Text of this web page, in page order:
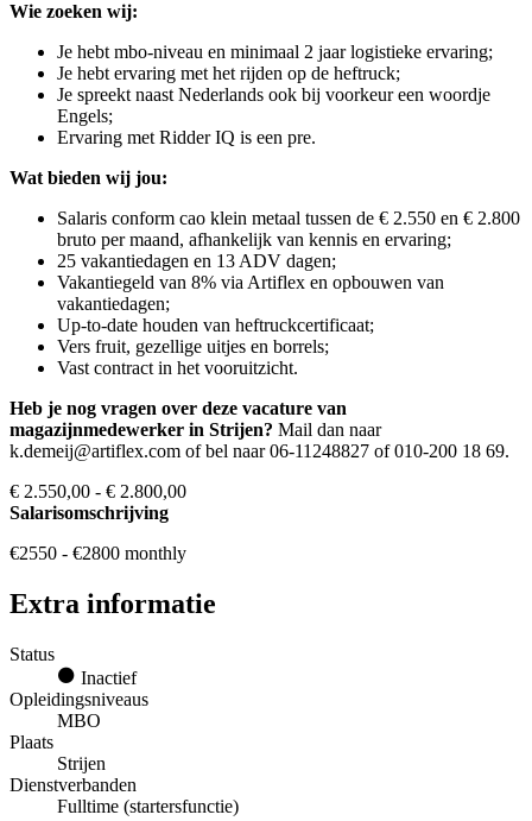
Wie zoeken wij:
Je hebt mbo-niveau en minimaal 2 jaar logistieke ervaring;
Je hebt ervaring met het rijden op de heftruck;
Je spreekt naast Nederlands ook bij voorkeur een woordje
Engels;
Ervaring met Ridder IQ is een pre.
Wat bieden wij jou:
Salaris conform cao klein metaal tussen de € 2.550 en € 2.800
bruto per maand, afhankelijk van kennis en ervaring;
25 vakantiedagen en 13 ADV dagen;
Vakantiegeld van 8% via Artiflex en opbouwen van
vakantiedagen;
Up-to-date houden van heftruckcertificaat;
Vers fruit, gezellige uitjes en borrels;
Vast contract in het vooruitzicht.
Heb je nog vragen over deze vacature van
magazijnmedewerker in Strijen? Mail dan naar
k.demeij@artiflex.com of bel naar 06-11248827 of 010-200 18 69.
€ 2.550,00 - € 2.800,00
Salarisomschrijving
€2550 - €2800 monthly
Extra informatie
Status
Inactief
Opleidingsniveaus
MBO
Plaats
Strijen
Dienstverbanden
Fulltime (startersfunctie)